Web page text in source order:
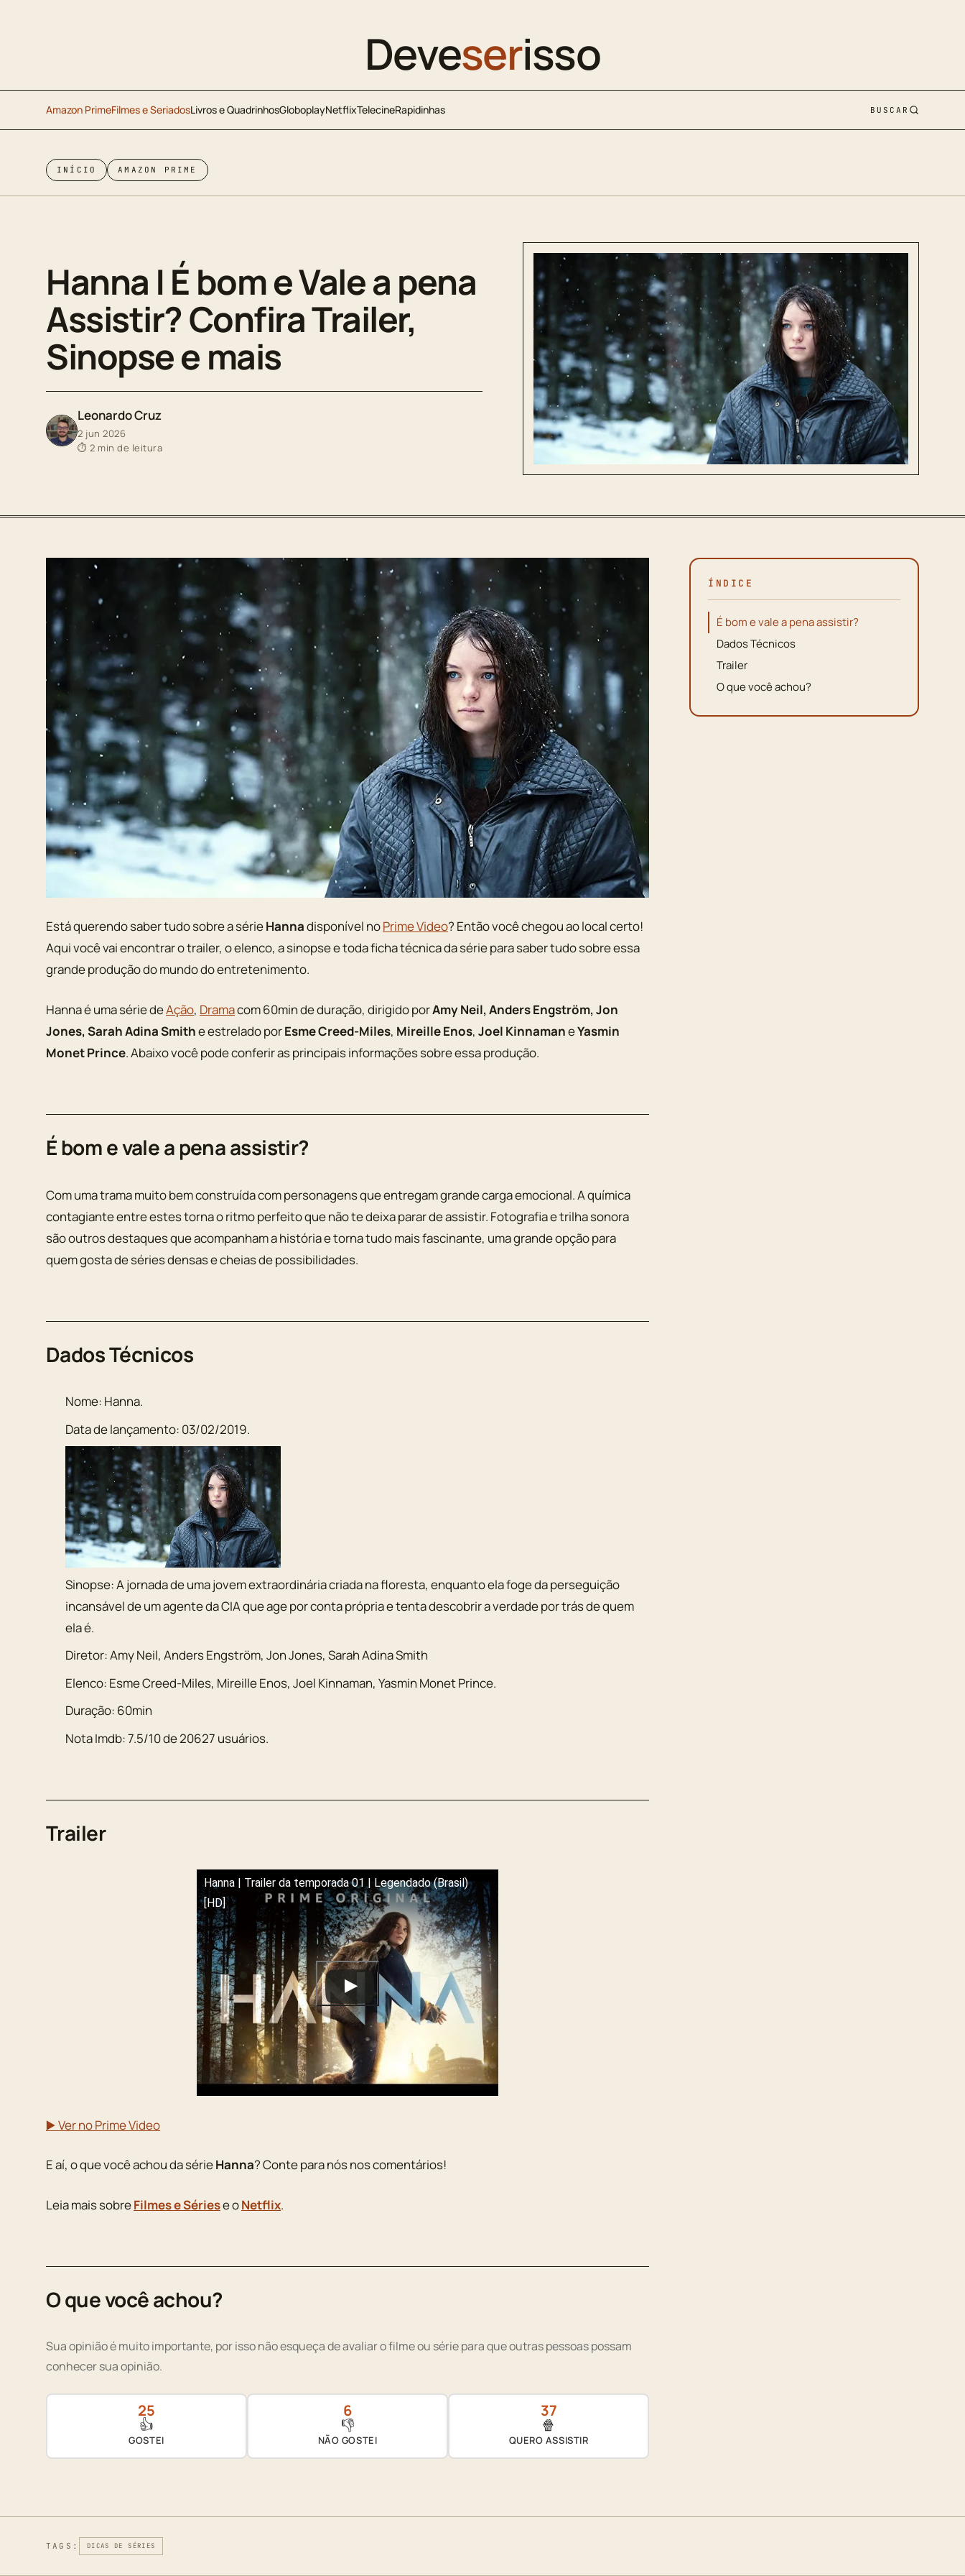
Deveserisso
Amazon PrimeFilmes e SeriadosLivros e QuadrinhosGloboplayNetflixTelecineRapidinhas BUSCAR
INÍCIO AMAZON PRIME
Hanna | É bom e Vale a pena
Assistir? Confira Trailer,
Sinopse e mais
Leonardo Cruz
2 jun 2026
⏱ 2 min de leitura
ÍNDICE
É bom e vale a pena assistir?
Dados Técnicos
Trailer
O que você achou?
Está querendo saber tudo sobre a sérieHannadisponível noPrime Video? Então você chegou ao local certo!
Aqui você vai encontrar o trailer, o elenco, a sinopse e toda ficha técnica da série para saber tudo sobre essa
grande produção do mundo do entretenimento.
Hanna é uma série deAção, Dramacom 60min de duração, dirigido porAmy Neil, Anders Engström, Jon
Jones, Sarah Adina Smithe estrelado porEsme Creed-Miles, Mireille Enos, Joel KinnamaneYasmin
Monet Prince. Abaixo você pode conferir as principais informações sobre essa produção.
É bom e vale a pena assistir?
Com uma trama muito bem construída com personagens que entregam grande carga emocional. A química
contagiante entre estes torna o ritmo perfeito que não te deixa parar de assistir. Fotografia e trilha sonora
são outros destaques que acompanham a história e torna tudo mais fascinante, uma grande opção para
quem gosta de séries densas e cheias de possibilidades.
Dados Técnicos
Nome: Hanna.
Data de lançamento: 03/02/2019.
Sinopse:A jornada de uma jovem extraordinária criada na floresta, enquanto ela foge da perseguição
incansável de um agente da CIA que age por conta própria e tenta descobrir a verdade por trás de quem
ela é.
Diretor:Amy Neil, Anders Engström, Jon Jones, Sarah Adina Smith
Elenco: Esme Creed-Miles, Mireille Enos,Joel Kinnaman,Yasmin Monet Prince.
Duração: 60min
Nota Imdb:7.5/10de20627 usuários.
Trailer
Hanna | Trailer da temporada 01 | Legendado (Brasil)
[HD]
▶️ Ver no Prime Video
E aí, o que você achou da sérieHanna? Conte para nós nos comentários!
Leia mais sobreFilmes e Sériese oNetflix.
O que você achou?
Sua opinião é muito importante, por isso não esqueça de avaliar o filme ou série para que outras pessoas possam
conhecer sua opinião.
25
👍
GOSTEI
6
👎
NÃO GOSTEI
37
🍿
QUERO ASSISTIR
TAGS: DICAS DE SÉRIES